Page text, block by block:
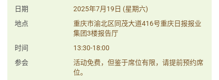
日期
2025年7月19日 (星期六)
地点
重庆市渝北区同茂大道416号重庆日报报业
集团3楼报告厅
时间
13:30-18:00
参会
活动免费，但鉴于席位有限，请提前预约席
位。